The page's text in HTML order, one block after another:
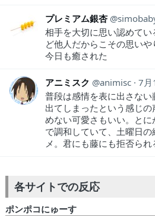
プレミアム銀杏
相手を大切に思い認めてい
ど他人だからこその思い
今日も癒された
アニミスク animisc 7月
普段は感情を表に出さな
出てしまったという感じ
めない可愛さもいい。と
で調和していて、土曜日
メ。君にも藤にも拒否ら
各サイトでの反応
ポンポコにゅーす